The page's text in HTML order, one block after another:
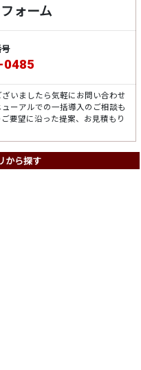
ォーム
0485
いましたら気軽にお問い合わせ
ーアルでの一括導入のご相談も
要望に沿った提案、お見積もり
から探す